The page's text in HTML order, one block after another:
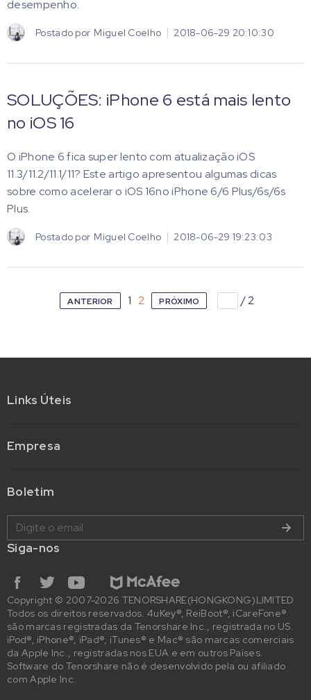
desempenho.
Postado por Miguel Coelho 2018-06-29 20:10:30
SOLUÇÕES: iPhone 6 está mais lento
no iOS 16
O iPhone 6 fica super lento com atualização iOS
11.3/11.2/11.1/11? Este artigo apresentou algumas dicas
sobre como acelerar o iOS 16no iPhone 6/6 Plus/6s/6s
Plus.
Postado por Miguel Coelho 2018-06-29 19:23:03
ANTERIOR 1 2 PRÓXIMO /2
Links Úteis
Empresa
Boletim
Siga-nos
Copyright © 2007-2026 TENORSHARE(HONGKONG)LIMITED
Todos os direitos reservados. 4uKey®, ReiBoot®, iCareFone®
são marcas registradas da Tenorshare Inc., registrada no US.
iPod®, iPhone®, iPad®, iTunes® e Mac® são marcas comerciais
da Apple Inc., registradas nos EUA e em outros Países.
Software do Tenorshare não é desenvolvido pela ou afiliado
com Apple Inc.